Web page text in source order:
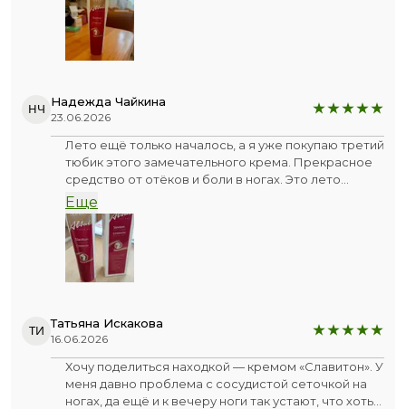
высохнет.
Состав с растительными экстрактами — это плюс.
Эффект чувствуется почти сразу. Для
повседневного ухода — то, что нужно.
НЧ Надежда Чайкина
23.06.2026
Лето ещё только началось, а я уже покупаю третий
тюбик этого замечательного крема. Прекрасное
средство от отёков и боли в ногах. Это лето
началось с мая - стоит прямо жара, и Славитон -
это просто моё спасение. Утром мажу ноги и
просто летящей походкой отправляюсь на работу,
вечером после душа тоже наношу его и
наслаждаюсь охлаждающим бризом. Ножки
восстанавливаются в конце рабочего дня и
пользуюсь, потому что целый день на каблуках, и в
конце дня бывает тянет ноги, но после крема всё
покупке, особенно в это прекрасное время года.
Еще
ТИ Татьяна Искакова
16.06.2026
Хочу поделиться находкой — кремом «Славитон». У
меня давно проблема с сосудистой сеточкой на
ногах, да ещё и к вечеру ноги так устают, что хоть